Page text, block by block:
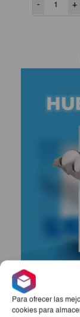
Para ofrecer las
cookies para
- +